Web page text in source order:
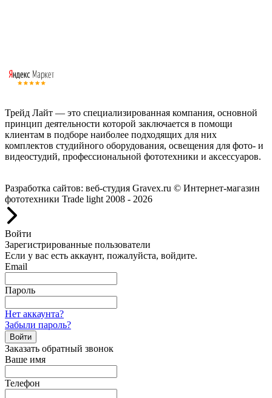
Трейд Лайт — это специализированная компания, основной
принцип деятельности которой заключается в помощи
клиентам в подборе наиболее подходящих для них
комплектов студийного оборудования, освещения для фото- и
видеостудий, профессиональной фототехники и аксессуаров.
Разработка сайтов: веб-студия Gravex.ru © Интернет-магазин
фототехники Trade light 2008 - 2026
Войти
Зарегистрированные пользователи
Если у вас есть аккаунт, пожалуйста, войдите.
Email
Пароль
Нет аккаунта?
Забыли пароль?
Войти
Заказать обратный звонок
Ваше имя
Телефон